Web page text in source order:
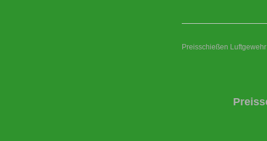
Preisschießen